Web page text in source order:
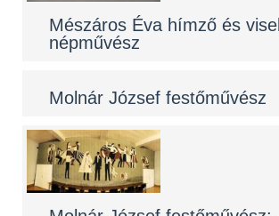
Mészáros Éva hímző és
népművész
Molnár József festőművész